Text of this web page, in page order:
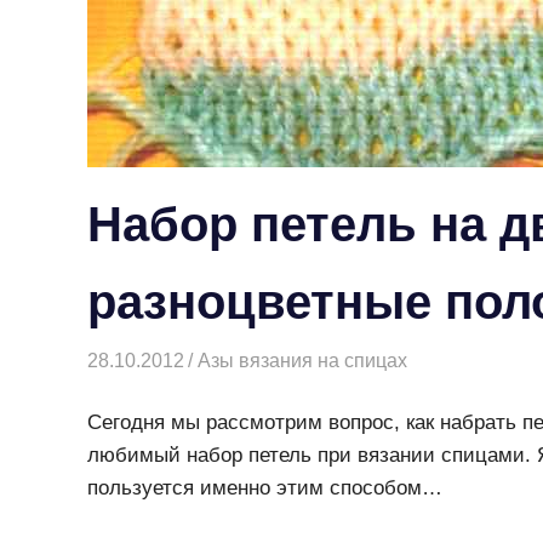
Набор петель на
разноцветные
28.10.2012 Творогова Елена
Азы вязания на спицах
Сегодня мы рассмотрим вопрос, как набрать
любимый набор петель при вязании
пользуется именно этим способом…